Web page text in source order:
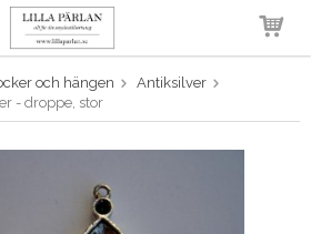
har blivit tillagd i
varukorgen
och hängen
Antiksilver
- droppe, stor